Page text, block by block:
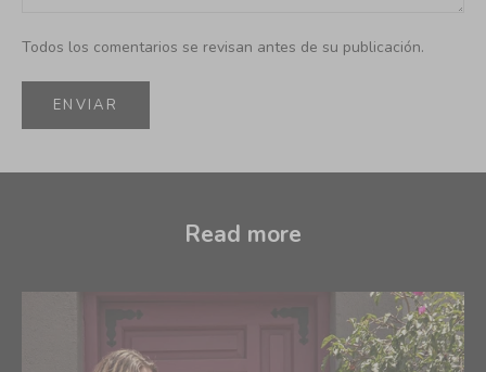
Todos los comentarios se revisan antes de su publicación.
ENVIAR
Read more